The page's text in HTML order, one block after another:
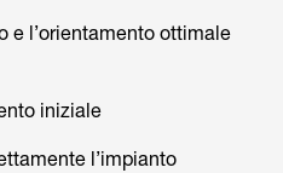
e l’orientamento ottimale
iniziale
l’impianto